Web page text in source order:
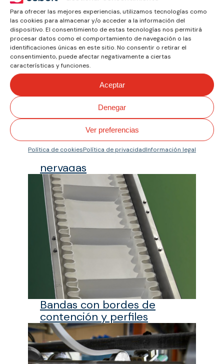
Para ofrecer las mejores experiencias, utilizamos tecnologías como
las cookies para almacenar y/o acceder a la información del
dispositivo. El consentimiento de estas tecnologías nos permitirá
procesar datos como el comportamiento de navegación o las
identificaciones únicas en este sitio. No consentir o retirar el
consentimiento, puede afectar negativamente a ciertas
características y funciones.
Aceptar
Denegar
Ver preferencias
Política de cookiesPolítica de privacidadInformación legal
Ver todas
las
soluciones
a
medida
Bandas transportadoras
nervadas
Bandas con bordes de
contención y perfiles